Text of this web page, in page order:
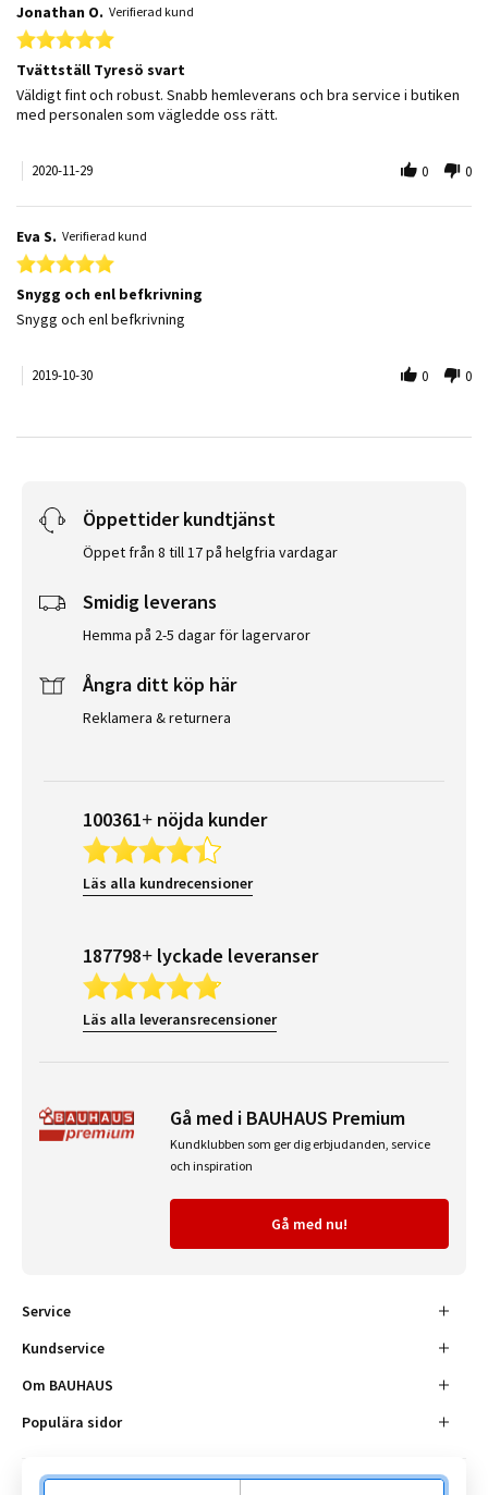
Jonathan O. Verifierad kund
5.0 star rating
Tvättställ Tyresö svart
Review by Jonathan O. on 29 Nov 2020
review stating Tvättställ Tyresö svart
Väldigt fint och robust. Snabb hemleverans och bra service i butiken
med personalen som vägledde oss rätt.
2020-11-29 0 0
Eva S. Verifierad kund
5.0 star rating
Snygg och enl befkrivning
Review by Eva S. on 30 Oct 2019
review stating Snygg och enl befkrivning
Snygg och enl befkrivning
2019-10-30 0 0
Öppettider kundtjänst
Öppet från 8 till 17 på helgfria vardagar
Smidig leverans
Hemma på 2-5 dagar för lagervaror
Ångra ditt köp här
Reklamera & returnera
100361+ nöjda kunder
Läs alla kundrecensioner
187798+ lyckade leveranser
Läs alla leveransrecensioner
Gå med i BAUHAUS Premium
Kundklubben som ger dig erbjudanden, service
och inspiration
Gå med nu!
Service
Kundservice
Om BAUHAUS
Populära sidor